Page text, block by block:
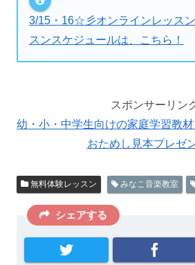
3/15・16☆彡オンラインレッス
スンスケジュールは、こちら！
スポンサーリン
幼・小・中学生向けの家庭学習教
おためし見本プレゼ
無料体験レッスン みなこ音楽教室
シェアする